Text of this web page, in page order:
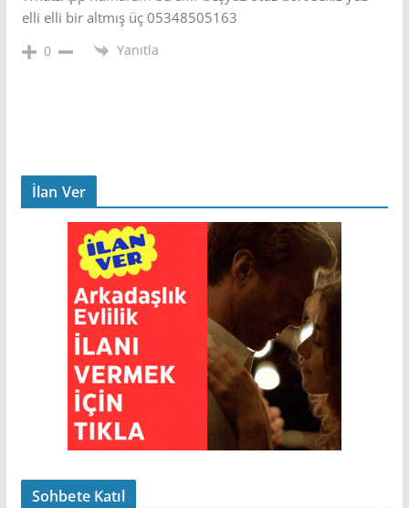
elli elli bir altmış üç 05348505163
0 Yanıtla
İlan Ver
Sohbete Katıl